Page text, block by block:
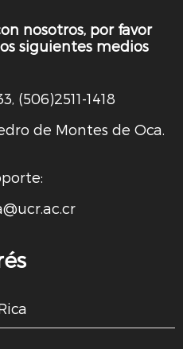
nosotros, por favor
siguientes medios
(506)2511-1418
de Montes de Oca.